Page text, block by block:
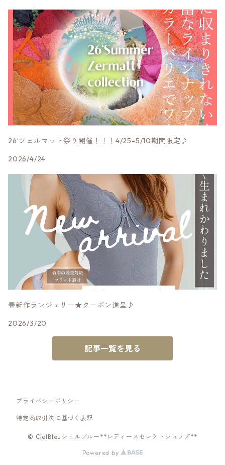
その他ランジェリー
限定★赤ランジェリー
肩ヒモ幅細
LLサイズ
Lサイズ
Mサイズ
Lサイズ
LLサイズ
26’ツェルマット祭り開催！！！4/25-5/10期間限定♪
2026/4/24
春新作ランジェリー★クーポン進呈♪
2026/3/20
記事一覧を見る
プライバシーポリシー
特定商取引法に基づく表記
© CielBleuシェルブルー**レディースセレクトショップ**
Powered by